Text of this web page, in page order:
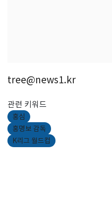
tree@news1.kr
관련 키워드
홍심
홍명보 감독
K리그 월드컵